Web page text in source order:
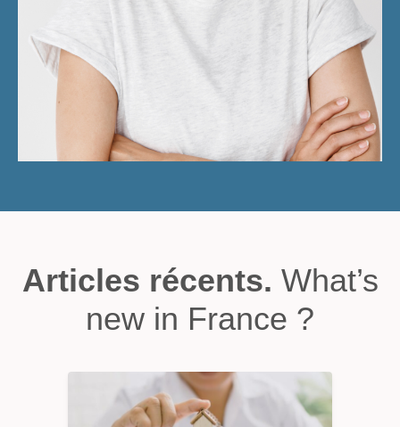
Articles récents. What’s
new in France ?